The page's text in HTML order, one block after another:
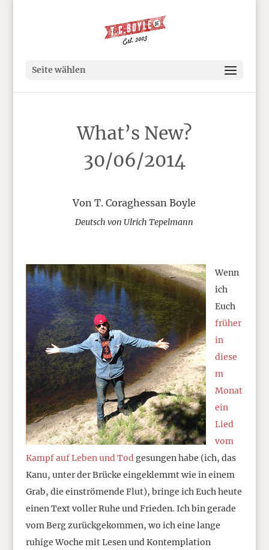
Seite wählen
What’s New?
30/06/2014
Von T. Coraghessan Boyle
Deutsch von Ulrich Tepelmann
Wenn
ich
Euch
früher
in
diese
m
Monat
ein
Lied
vom
Kampf auf Leben und Todgesungen habe (ich, das
Kanu, unter der Brücke eingeklemmt wie in einem
Grab, die einströmende Flut), bringe ich Euch heute
einen Text voller Ruhe und Frieden. Ich bin gerade
vom Berg zurückgekommen, wo ich eine lange
ruhige Woche mit Lesen und Kontemplation